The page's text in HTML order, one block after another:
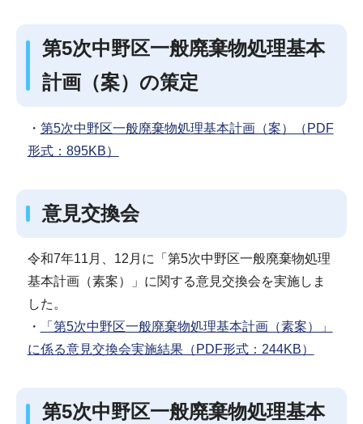
第5次中野区一般廃棄物処理基本
計画（案）の策定
・ 第5次中野区一般廃棄物処理基本計画（案）（PDF
形式：895KB）
意見交換会
令和7年11月、12月に「第5次中野区一般廃棄物処理
基本計画（素案）」に関する意見交換会を実施しま
した。
・
「第5次中野区一般廃棄物処理基本計画（素案）」
に係る意見交換会実施結果（PDF形式：244KB）
第5次中野区一般廃棄物処理基本